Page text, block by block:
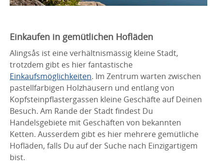
Einkaufen in gemütlichen Hofläden
Alingsås ist eine verhältnismässig kleine Stadt,
trotzdem gibt es hier fantastische
Einkaufsmöglichkeiten. Im Zentrum warten zwischen
pastellfarbigen Holzhäusern und entlang von
Kopfsteinpflastergassen kleine Geschäfte auf Deinen
Besuch. Am Rande der Stadt findest Du
Handelsgebiete mit Geschäften von bekannten
Ketten. Ausserdem gibt es hier mehrere gemütliche
Hofläden, falls Du auf der Suche nach Einzigartigem
bist.